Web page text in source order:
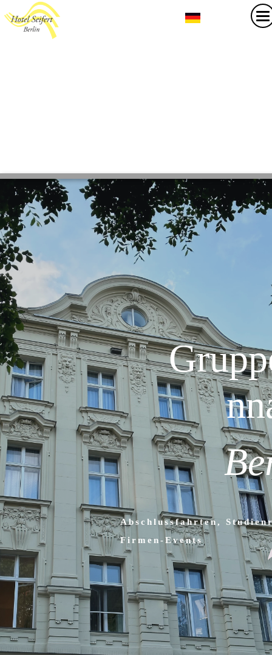
Abschlussfahrten,
Firmen-Events